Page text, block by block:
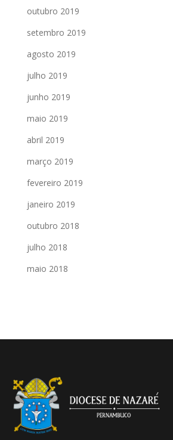
outubro 2019
setembro 2019
agosto 2019
julho 2019
junho 2019
maio 2019
abril 2019
março 2019
fevereiro 2019
janeiro 2019
outubro 2018
julho 2018
maio 2018